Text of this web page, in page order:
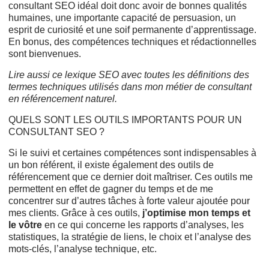
consultant SEO idéal doit donc avoir de bonnes qualités
humaines, une importante capacité de persuasion, un
esprit de curiosité et une soif permanente d’apprentissage.
En bonus, des compétences techniques et rédactionnelles
sont bienvenues.
Lire aussi celexique SEO avec toutes les définitions des
termes techniques utilisés dans mon métier de consultant
en référencement naturel.
QUELS SONT LES OUTILS IMPORTANTS POUR UN
CONSULTANT SEO ?
Si le suivi et certaines compétences sont indispensables à
un bon référent, il existe également des outils de
référencement que ce dernier doit maîtriser. Ces outils me
permettent en effet de gagner du temps et de me
concentrer sur d’autres tâches à forte valeur ajoutée pour
mes clients. Grâce à ces outils, j’optimise mon temps et
le vôtre en ce qui concerne les rapports d’analyses, les
statistiques, la stratégie de liens, le choix et l’analyse des
mots-clés, l’analyse technique, etc.